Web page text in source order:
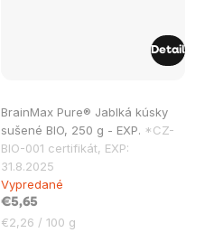
BrainMax Pure® Jablká kúsky
sušené BIO, 250 g - EXP. *CZ-
BIO-001 certifikát, EXP:
31.8.2025
Vypredané
€5,65
Jednotková
€2,26 / 100 g
Detail